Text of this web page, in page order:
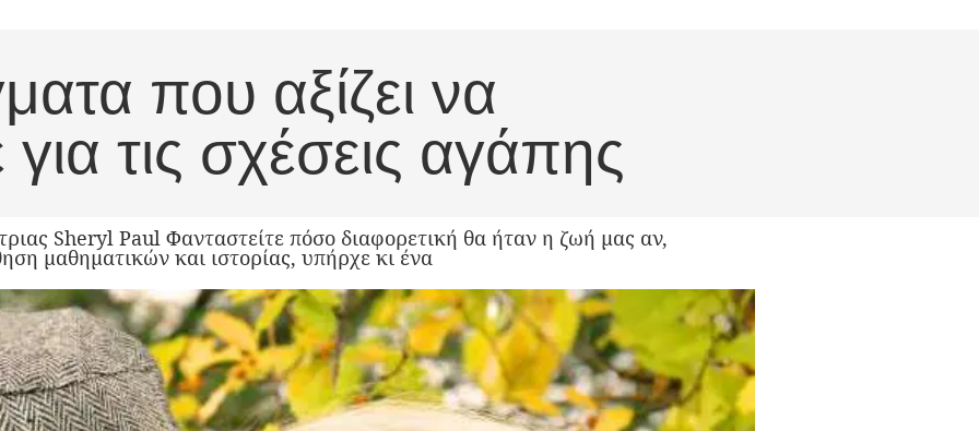
που αξίζει να
τις σχέσεις αγάπης
Sheryl Paul Φανταστείτε πόσο διαφορετική θα ήταν η ζωή μας αν,
μαθηματικών και ιστορίας, υπήρχε κι ένα